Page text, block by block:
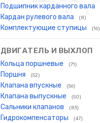
Подшипник карданного вала
Кардан рулевого вала (8)
Комплектующие ступицы (16)
ДВИГАТЕЛЬ И ВЫХЛОП
Кольца поршневые (71)
Поршня (52)
Клапана впускные (56)
Клапана выпускные (50)
Сальники клапанов (83)
Гидрокомпенсаторы (47)